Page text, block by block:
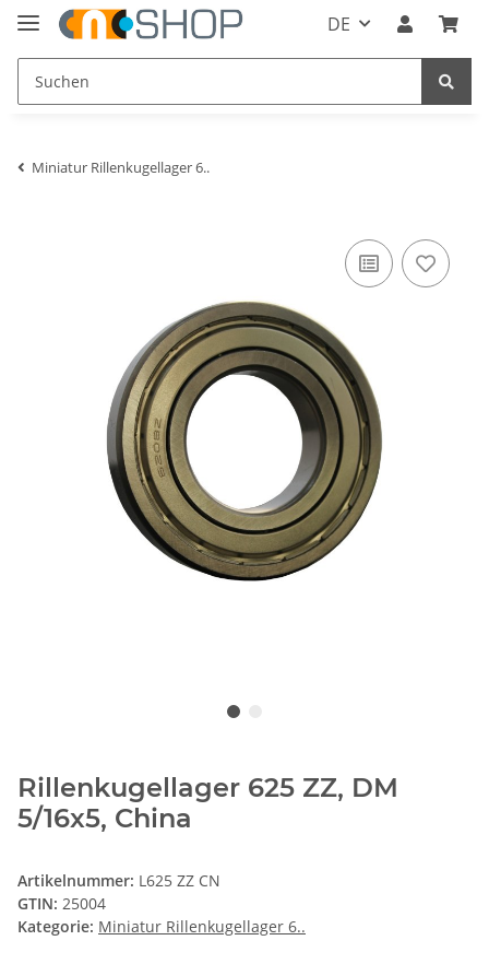
DE
Miniatur Rillenkugellager 6..
Rillenkugellager 625 ZZ, DM
5/16x5, China
Artikelnummer: L625 ZZ CN
GTIN: 25004
Kategorie: Miniatur Rillenkugellager 6..